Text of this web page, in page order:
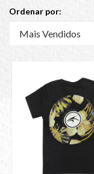
Ordenar por: